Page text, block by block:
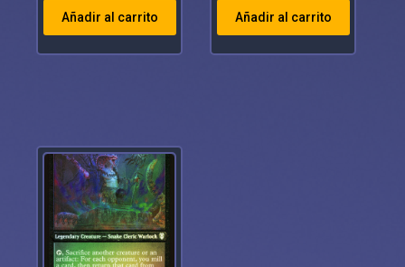
Añadir al carrito Añadir al carrito